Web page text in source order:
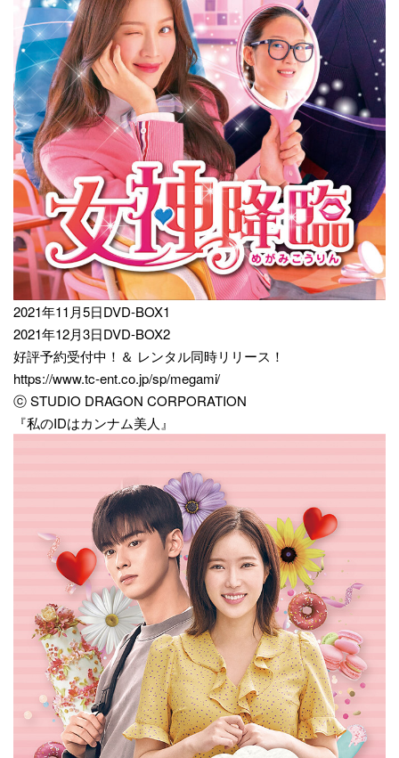
2021年11月5日DVD-BOX1
2021年12月3日DVD-BOX2
好評予約受付中！＆ レンタル同時リリース！
https://www.tc-ent.co.jp/sp/megami/
ⓒ STUDIO DRAGON CORPORATION
『私のIDはカンナム美人』